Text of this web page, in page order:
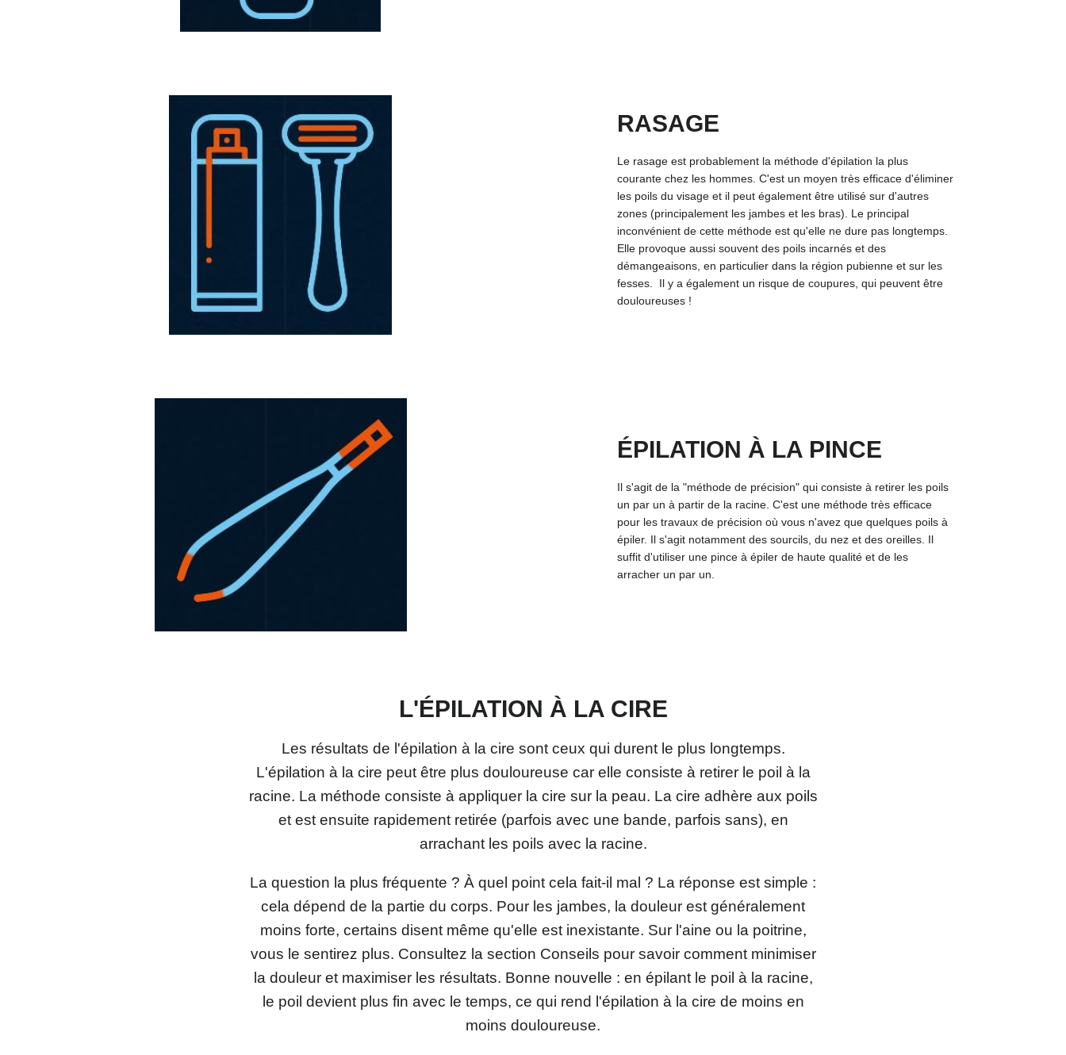
RASAGE
Le rasage est probablement la méthode d'épilation la plus
courante chez les hommes. C'est un moyen très efficace d'éliminer
les poils du visage et il peut également être utilisé sur d'autres
zones (principalement les jambes et les bras). Le principal
inconvénient de cette méthode est qu'elle ne dure pas longtemps.
Elle provoque aussi souvent des poils incarnés et des
démangeaisons, en particulier dans la région pubienne et sur les
fesses. Il y a également un risque de coupures, qui peuvent être
douloureuses !
ÉPILATION À LA PINCE
Il s'agit de la "méthode de précision" qui consiste à retirer les poils
un par un à partir de la racine. C'est une méthode très efficace
pour les travaux de précision où vous n'avez que quelques poils à
épiler. Il s'agit notamment des sourcils, du nez et des oreilles. Il
suffit d'utiliser une pince à épiler de haute qualité et de les
arracher un par un.
L'ÉPILATION À LA CIRE
Les résultats de l'épilation à la cire sont ceux qui durent le plus longtemps.
L'épilation à la cire peut être plus douloureuse car elle consiste à retirer le poil à la
racine. La méthode consiste à appliquer la cire sur la peau. La cire adhère aux poils
et est ensuite rapidement retirée (parfois avec une bande, parfois sans), en
arrachant les poils avec la racine.
La question la plus fréquente ? À quel point cela fait-il mal ? La réponse est simple :
cela dépend de la partie du corps. Pour les jambes, la douleur est généralement
moins forte, certains disent même qu'elle est inexistante. Sur l'aine ou la poitrine,
vous le sentirez plus. Consultez la section Conseils pour savoir comment minimiser
la douleur et maximiser les résultats. Bonne nouvelle : en épilant le poil à la racine,
le poil devient plus fin avec le temps, ce qui rend l'épilation à la cire de moins en
moins douloureuse.